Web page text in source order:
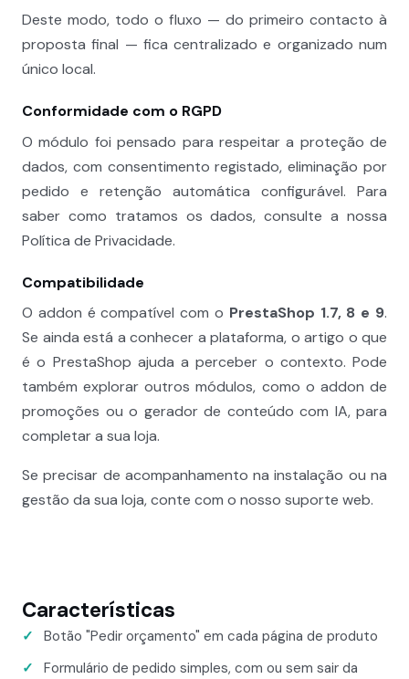
Deste modo, todo o fluxo — do primeiro contacto à
proposta final — fica centralizado e organizado num
único local.
Conformidade com o RGPD
O módulo foi pensado para respeitar a proteção de
dados, com consentimento registado, eliminação por
pedido e retenção automática configurável. Para
saber como tratamos os dados, consulte a nossa
Política de Privacidade.
Compatibilidade
O addon é compatível com o PrestaShop 1.7, 8 e 9.
Se ainda está a conhecer a plataforma, o artigo o que
é o PrestaShop ajuda a perceber o contexto. Pode
também explorar outros módulos, como o addon de
promoções ou o gerador de conteúdo com IA, para
completar a sua loja.
Se precisar de acompanhamento na instalação ou na
gestão da sua loja, conte com o nosso suporte web.
Características
Botão "Pedir orçamento" em cada página de produto
Formulário de pedido simples, com ou sem sair da